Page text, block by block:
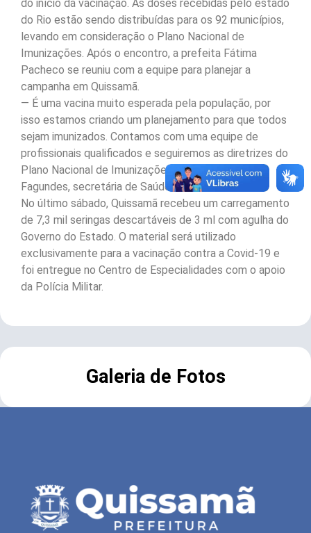
do início da vacinação. As doses recebidas pelo estado
do Rio estão sendo distribuídas para os 92 municípios,
levando em consideração o Plano Nacional de
Imunizações. Após o encontro, a prefeita Fátima
Pacheco se reuniu com a equipe para planejar a
campanha em Quissamã.
— É uma vacina muito esperada pela população, por
isso estamos criando um planejamento para que todos
sejam imunizados. Contamos com uma equipe de
profissionais qualificados e seguiremos as diretrizes do
Plano Nacional de Imunizações – conta Renata
Fagundes, secretária de Saúde.
No último sábado, Quissamã recebeu um carregamento
de 7,3 mil seringas descartáveis de 3 ml com agulha do
Governo do Estado. O material será utilizado
exclusivamente para a vacinação contra a Covid-19 e
foi entregue no Centro de Especialidades com o apoio
da Polícia Militar.
Galeria de Fotos